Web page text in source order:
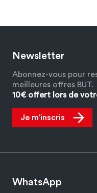
Newsletter
Abonnez-vous pour
meilleures offres BUT.
10€ offert lors de
Je m’inscris
WhatsApp